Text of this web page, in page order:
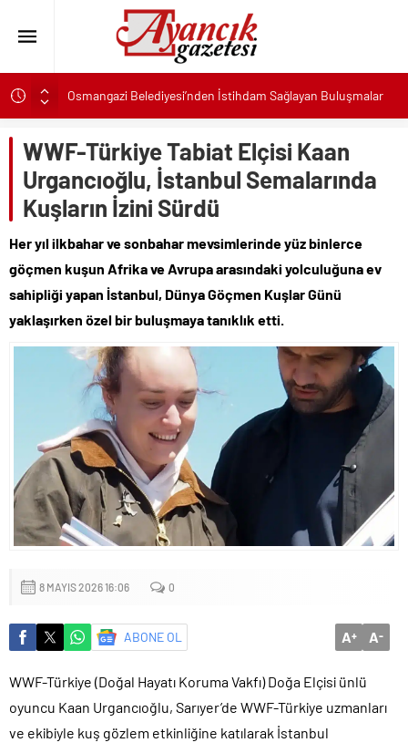
Osmangazi Belediyesi’nden İstihdam Sağlayan Buluşmalar
Başkan Eşki’den Çamdibi çıkarması: “Halkımızın içinde,
Bornova’nın hizmetindeyiz”
Konak’ta imzalar fırsat eşitliği için atıldı
Başkan Hatice Gençay: “Didim’in Minik Ev Sahiplerine Sahip
Çıkmaya Devam Edeceğiz”
K. Menderes’te AKTAŞ Bereketi
Başkan Hatice Gençay: “Didim’in Her Noktasında Gece
Gündüz Sahadayız”
Başkan Çerçioğlu’ndan 7 Eylül Temalı Ödüllü Resim, Şiir ve
Kompozisyon Yarışması
Başkan Hatice Gençay: “Kadınlarımızın Üretim Gücünü
Destekliyoruz”
Torbalı’nın kuru domates emekçileri yalnız bırakılmadı
Küçük işletmeler büyük siber risklerle karşı karşıya
WWF-Türkiye Tabiat Elçisi Kaan
Urgancıoğlu, İstanbul Semalarında
Kuşların İzini Sürdü
Her yıl ilkbahar ve sonbahar mevsimlerinde yüz binlerce
göçmen kuşun Afrika ve Avrupa arasındaki yolculuğuna ev
sahipliği yapan İstanbul, Dünya Göçmen Kuşlar Günü
yaklaşırken özel bir buluşmaya tanıklık etti.
8 MAYIS 2026 16:06 0
ABONE OL A+ A-
WWF-Türkiye (Doğal Hayatı Koruma Vakfı) Doğa Elçisi ünlü
oyuncu Kaan Urgancıoğlu, Sarıyer’de WWF-Türkiye uzmanları
ve ekibiyle kuş gözlem etkinliğine katılarak İstanbul